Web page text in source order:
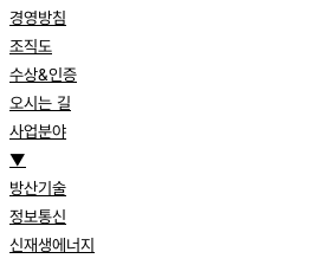
경영방침
조직도
수상&인증
오시는 길
사업분야
▼
방산기술
정보통신
신재생에너지